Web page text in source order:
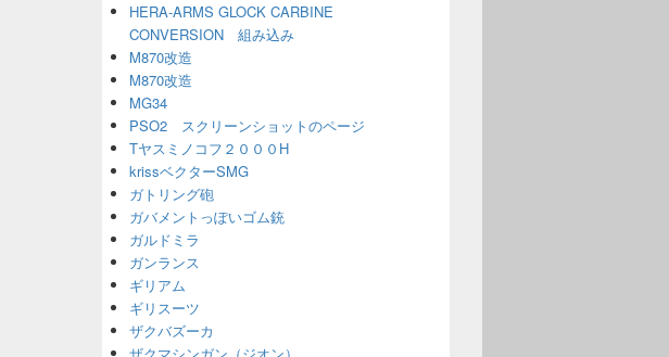
HERA-ARMS GLOCK CARBINE
CONVERSION 組み込み
M870改造
M870改造
MG34
PSO2 スクリーンショットのページ
Tヤスミノコフ２０００H
krissベクターSMG
ガトリング砲
ガバメントっぽいゴム銃
ガルドミラ
ガンランス
ギリアム
ギリスーツ
ザクバズーカ